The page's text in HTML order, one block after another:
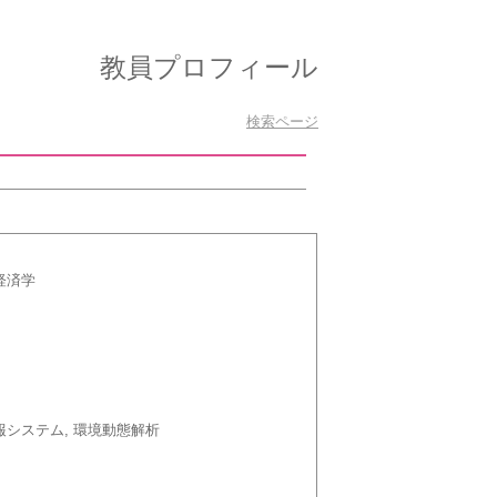
教員プロフィール
検索ページ
済学
システム, 環境動態解析